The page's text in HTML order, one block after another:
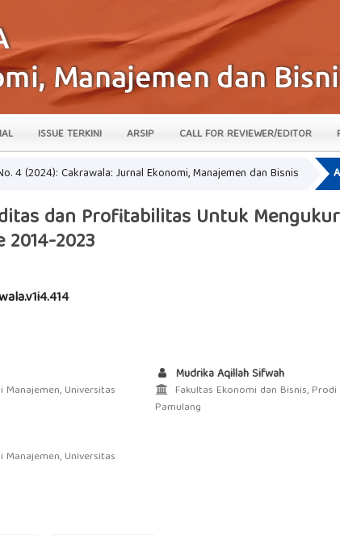
ISSUE TERKINI ARSIP CALL FOR REVIEWER/EDITOR
4 (2024): Cakrawala: Jurnal Ekonomi, Manajemen dan Bisnis
dan Profitabilitas Untuk
2023
Universitas
Mudrika Aqillah Sifwah
Fakultas Ekonomi dan Bisnis,
Pamulang
Universitas